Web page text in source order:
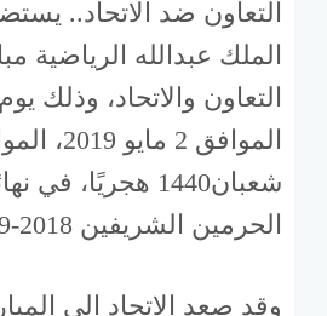
التعاون ضد الاتحاد..
الملك عبدالله الرياضية
التعاون والاتحاد، وذلك
شعبان1440
الحرمين الشريفين 2018-2019.
وقد صعد الاتحاد إلى